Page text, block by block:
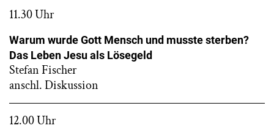
11.30 Uhr
Warum wurde Gott Mensch und musste sterben?
Das Leben Jesu als Lösegeld
Stefan Fischer
anschl. Diskussion
12.00 Uhr